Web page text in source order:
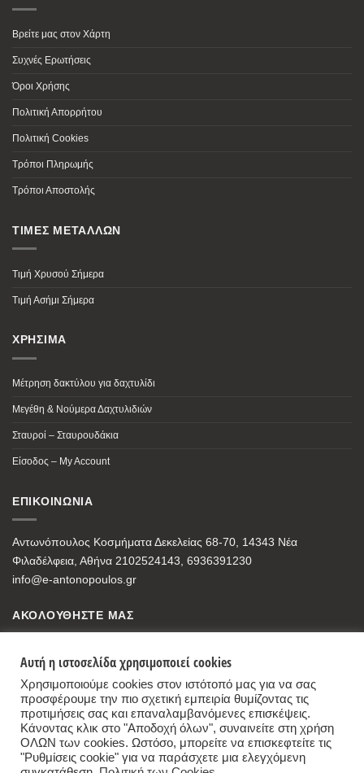
Βρείτε μας στον Χάρτη
Συχνές Ερωτήσεις
Όροι Χρήσης
Πολιτική Απορρήτου
Πολιτική Cookies
Τρόποι Πληρωμής
Τρόποι Αποστολής
ΤΙΜΕΣ ΜΕΤΑΛΛΩΝ
Τιμή Χρυσού Σήμερα
Τιμή Ασήμι Σήμερα
ΧΡΗΣΙΜΑ
Μέτρηση δακτύλου για δαχτυλίδι
Μεγέθη & Νούμερα Δαχτυλιδιών
Σταυροί – Σταυρουδάκια
Είσοδος – My Account
ΕΠΙΚΟΙΝΩΝΙΑ
Αντωνόπουλος Κοσμήματα Δεκελείας 68-70, 14343 Νέα
Φιλαδέλφεια, Αθήνα 2102524143, 6936391230
info@e-antonopoulos.gr
ΑΚΟΛΟΥΘΗΣΤΕ ΜΑΣ
Αυτή η ιστοσελίδα χρησιμοποιεί cookies
Χρησιμοποιούμε cookies στον ιστότοπό μας για να σας
προσφέρουμε την πιο σχετική εμπειρία θυμίζοντας τις
προτιμήσεις σας και επαναλαμβανόμενες επισκέψεις.
Κάνοντας κλικ στο "Αποδοχή όλων", συναινείτε στη χρήση
ΟΛΩΝ των cookies. Ωστόσο, μπορείτε να επισκεφτείτε τις
"Ρυθμίσεις cookie" για να παράσχετε μια ελεγχόμενη